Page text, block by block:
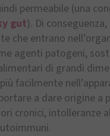
permeabile (una
gut). Di
che entrano
agenti patogeni,
di grandi
facilmente
a dare origine a
cronici, intolleranze